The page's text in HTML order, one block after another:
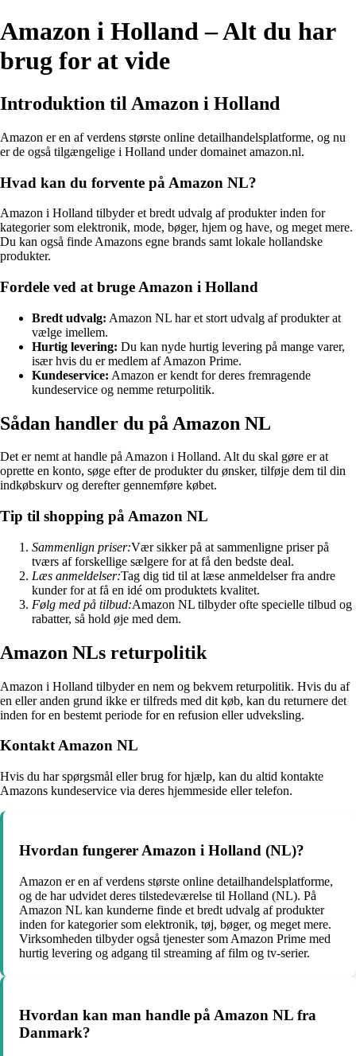
Amazon i Holland – Alt du har
brug for at vide
Introduktion til Amazon i Holland
Amazon er en af verdens største online detailhandelsplatforme, og nu
er de også tilgængelige i Holland under domainet amazon.nl.
Hvad kan du forvente på Amazon NL?
Amazon i Holland tilbyder et bredt udvalg af produkter inden for
kategorier som elektronik, mode, bøger, hjem og have, og meget mere.
Du kan også finde Amazons egne brands samt lokale hollandske
produkter.
Fordele ved at bruge Amazon i Holland
Bredt udvalg: Amazon NL har et stort udvalg af produkter at
vælge imellem.
Hurtig levering: Du kan nyde hurtig levering på mange varer,
især hvis du er medlem af Amazon Prime.
Kundeservice: Amazon er kendt for deres fremragende
kundeservice og nemme returpolitik.
Sådan handler du på Amazon NL
Det er nemt at handle på Amazon i Holland. Alt du skal gøre er at
oprette en konto, søge efter de produkter du ønsker, tilføje dem til din
indkøbskurv og derefter gennemføre købet.
Tip til shopping på Amazon NL
Sammenlign priser:Vær sikker på at sammenligne priser på
tværs af forskellige sælgere for at få den bedste deal.
Læs anmeldelser:Tag dig tid til at læse anmeldelser fra andre
kunder for at få en idé om produktets kvalitet.
Følg med på tilbud:Amazon NL tilbyder ofte specielle tilbud og
rabatter, så hold øje med dem.
Amazon NLs returpolitik
Amazon i Holland tilbyder en nem og bekvem returpolitik. Hvis du af
en eller anden grund ikke er tilfreds med dit køb, kan du returnere det
inden for en bestemt periode for en refusion eller udveksling.
Kontakt Amazon NL
Hvis du har spørgsmål eller brug for hjælp, kan du altid kontakte
Amazons kundeservice via deres hjemmeside eller telefon.
Hvordan fungerer Amazon i Holland (NL)?
Amazon er en af verdens største online detailhandelsplatforme,
og de har udvidet deres tilstedeværelse til Holland (NL). På
Amazon NL kan kunderne finde et bredt udvalg af produkter
inden for kategorier som elektronik, tøj, bøger, og meget mere.
Virksomheden tilbyder også tjenester som Amazon Prime med
hurtig levering og adgang til streaming af film og tv-serier.
Hvordan kan man handle på Amazon NL fra
Danmark?